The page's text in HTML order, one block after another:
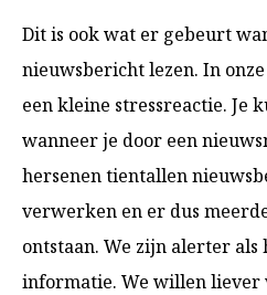
Dit is ook wat er gebeurt
nieuwsbericht lezen. In
een kleine stressreactie. Je
wanneer je door een
hersenen tientallen
verwerken en er dus
ontstaan. We zijn alerter als
informatie. We willen liever